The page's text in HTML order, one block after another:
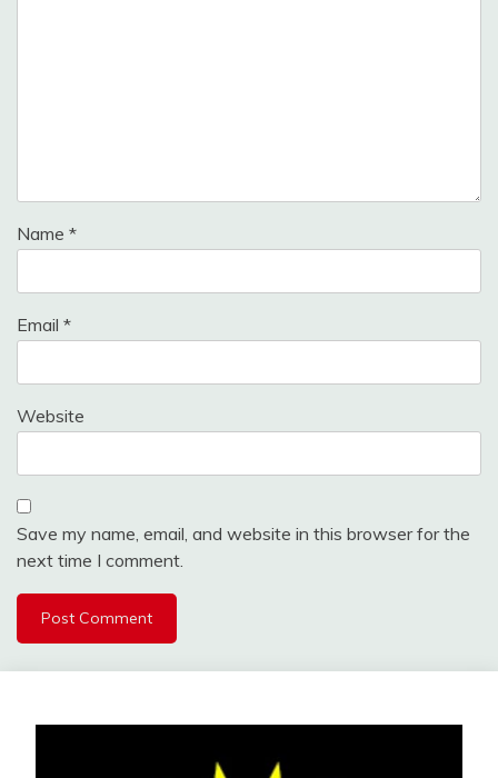
Name *
Email *
Website
Save my name, email, and website in this browser for the
next time I comment.